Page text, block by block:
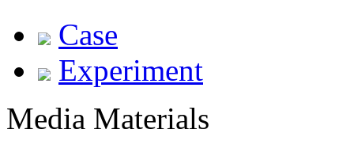
Case
Experiment
Media Materials